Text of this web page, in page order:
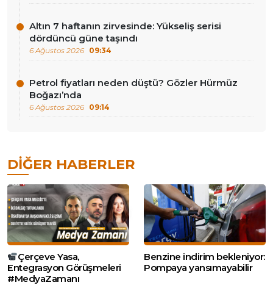
Altın 7 haftanın zirvesinde: Yükseliş serisi
dördüncü güne taşındı
6 Ağustos 2026 09:34
Petrol fiyatları neden düştü? Gözler Hürmüz
Boğazı’nda
6 Ağustos 2026 09:14
DIĞER HABERLER
Çerçeve Yasa,
Entegrasyon Görüşmeleri
#MedyaZamanı
Benzine indirim bekleniyor:
Pompaya yansımayabilir